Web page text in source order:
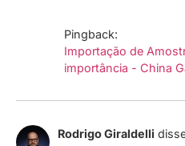
Pingback:
Importação de
importância - China
Rodrigo Giraldelli